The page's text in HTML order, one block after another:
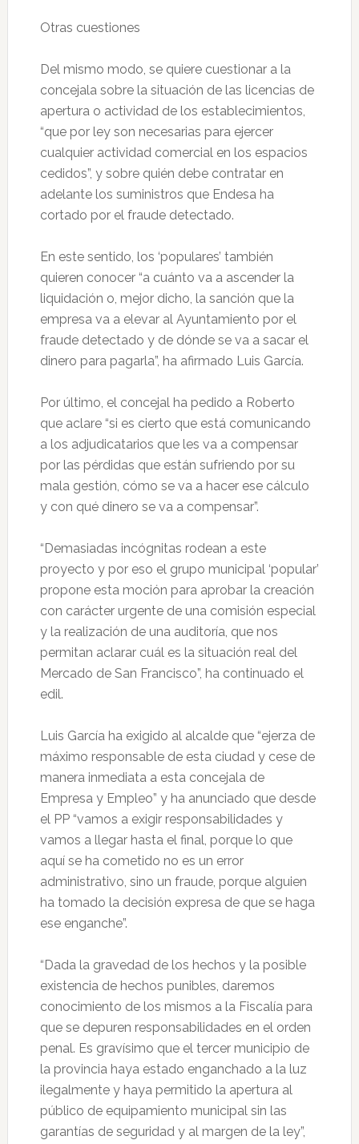
Otras cuestiones
Del mismo modo, se quiere cuestionar a la
concejala sobre la situación de las licencias de
apertura o actividad de los establecimientos,
“que por ley son necesarias para ejercer
cualquier actividad comercial en los espacios
cedidos”, y sobre quién debe contratar en
adelante los suministros que Endesa ha
cortado por el fraude detectado.
En este sentido, los ‘populares’ también
quieren conocer “a cuánto va a ascender la
liquidación o, mejor dicho, la sanción que la
empresa va a elevar al Ayuntamiento por el
fraude detectado y de dónde se va a sacar el
dinero para pagarla”, ha afirmado Luis García.
Por último, el concejal ha pedido a Roberto
que aclare “si es cierto que está comunicando
a los adjudicatarios que les va a compensar
por las pérdidas que están sufriendo por su
mala gestión, cómo se va a hacer ese cálculo
y con qué dinero se va a compensar”.
“Demasiadas incógnitas rodean a este
proyecto y por eso el grupo municipal ‘popular’
propone esta moción para aprobar la creación
con carácter urgente de una comisión especial
y la realización de una auditoría, que nos
permitan aclarar cuál es la situación real del
Mercado de San Francisco”, ha continuado el
edil.
Luis García ha exigido al alcalde que “ejerza de
máximo responsable de esta ciudad y cese de
manera inmediata a esta concejala de
Empresa y Empleo” y ha anunciado que desde
el PP “vamos a exigir responsabilidades y
vamos a llegar hasta el final, porque lo que
aquí se ha cometido no es un error
administrativo, sino un fraude, porque alguien
ha tomado la decisión expresa de que se haga
ese enganche”.
“Dada la gravedad de los hechos y la posible
existencia de hechos punibles, daremos
conocimiento de los mismos a la Fiscalía para
que se depuren responsabilidades en el orden
penal. Es gravísimo que el tercer municipio de
la provincia haya estado enganchado a la luz
ilegalmente y haya permitido la apertura al
público de equipamiento municipal sin las
garantías de seguridad y al margen de la ley”,